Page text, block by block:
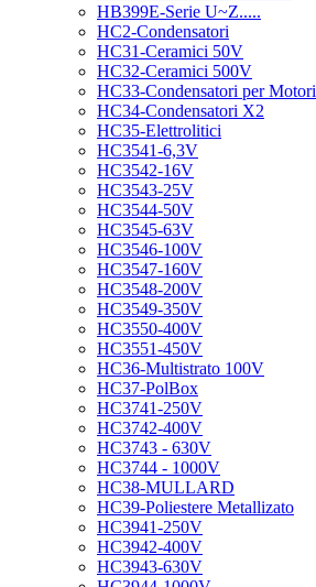
HB399E-Serie U~Z.....
HC2-Condensatori
HC31-Ceramici 50V
HC32-Ceramici 500V
HC33-Condensatori per Motori
HC34-Condensatori X2
HC35-Elettrolitici
HC3541-6,3V
HC3542-16V
HC3543-25V
HC3544-50V
HC3545-63V
HC3546-100V
HC3547-160V
HC3548-200V
HC3549-350V
HC3550-400V
HC3551-450V
HC36-Multistrato 100V
HC37-PolBox
HC3741-250V
HC3742-400V
HC3743 - 630V
HC3744 - 1000V
HC38-MULLARD
HC39-Poliestere Metallizato
HC3941-250V
HC3942-400V
HC3943-630V